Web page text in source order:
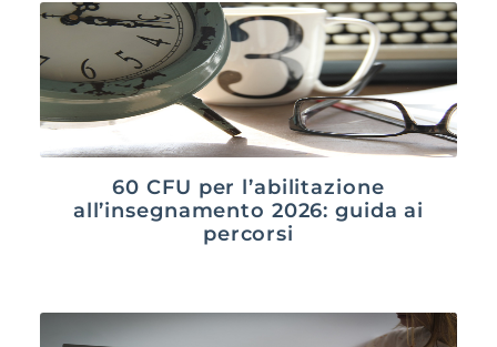
60 CFU per l’abilitazione
all’insegnamento 2026: guida ai
percorsi